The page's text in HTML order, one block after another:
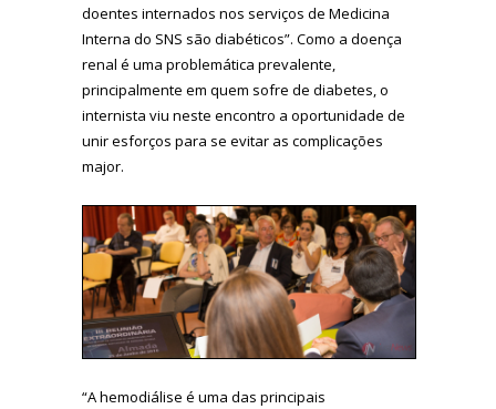
doentes internados nos serviços de Medicina
Interna do SNS são diabéticos”. Como a doença
renal é uma problemática prevalente,
principalmente em quem sofre de diabetes, o
internista viu neste encontro a oportunidade de
unir esforços para se evitar as complicações
major.
“A hemodiálise é uma das principais